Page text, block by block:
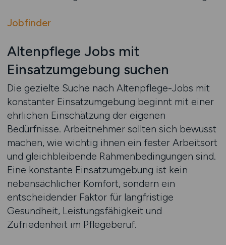
Jobfinder
Altenpflege Jobs mit
Einsatzumgebung suchen
Die gezielte Suche nach Altenpflege-Jobs mit
konstanter Einsatzumgebung beginnt mit einer
ehrlichen Einschätzung der eigenen
Bedürfnisse. Arbeitnehmer sollten sich bewusst
machen, wie wichtig ihnen ein fester Arbeitsort
und gleichbleibende Rahmenbedingungen sind.
Eine konstante Einsatzumgebung ist kein
nebensächlicher Komfort, sondern ein
entscheidender Faktor für langfristige
Gesundheit, Leistungsfähigkeit und
Zufriedenheit im Pflegeberuf.